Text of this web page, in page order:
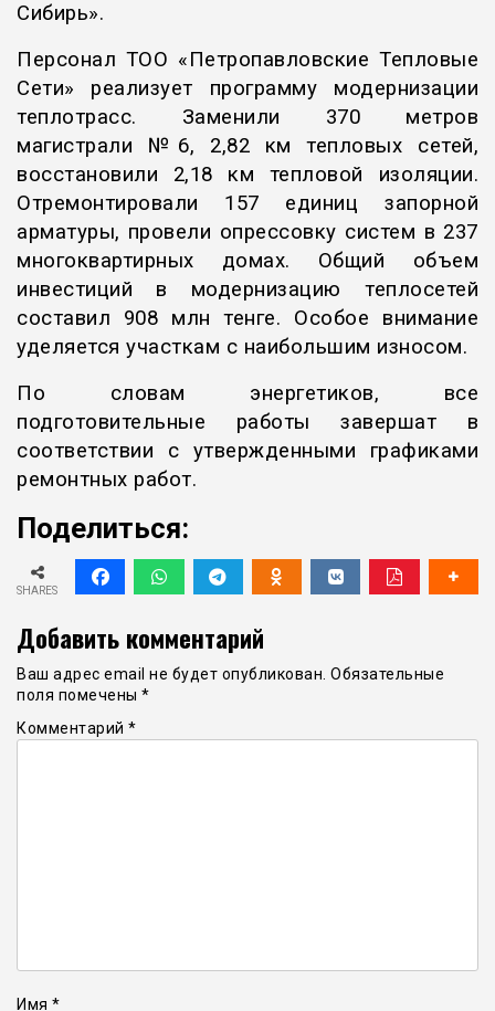
Сибирь».
Персонал ТОО «Петропавловские Тепловые
Сети» реализует программу модернизации
теплотрасс. Заменили 370 метров
магистрали №6, 2,82 км тепловых сетей,
восстановили 2,18 км тепловой изоляции.
Отремонтировали 157 единиц запорной
арматуры, провели опрессовку систем в 237
многоквартирных домах. Общий объем
инвестиций в модернизацию теплосетей
составил 908 млн тенге. Особое внимание
уделяется участкам с наибольшим износом.
По словам энергетиков, все
подготовительные работы завершат в
соответствии с утвержденными графиками
ремонтных работ.
Поделиться:
SHARES
Добавить комментарий
Ваш адрес email не будет опубликован. Обязательные
поля помечены *
Комментарий *
Имя *